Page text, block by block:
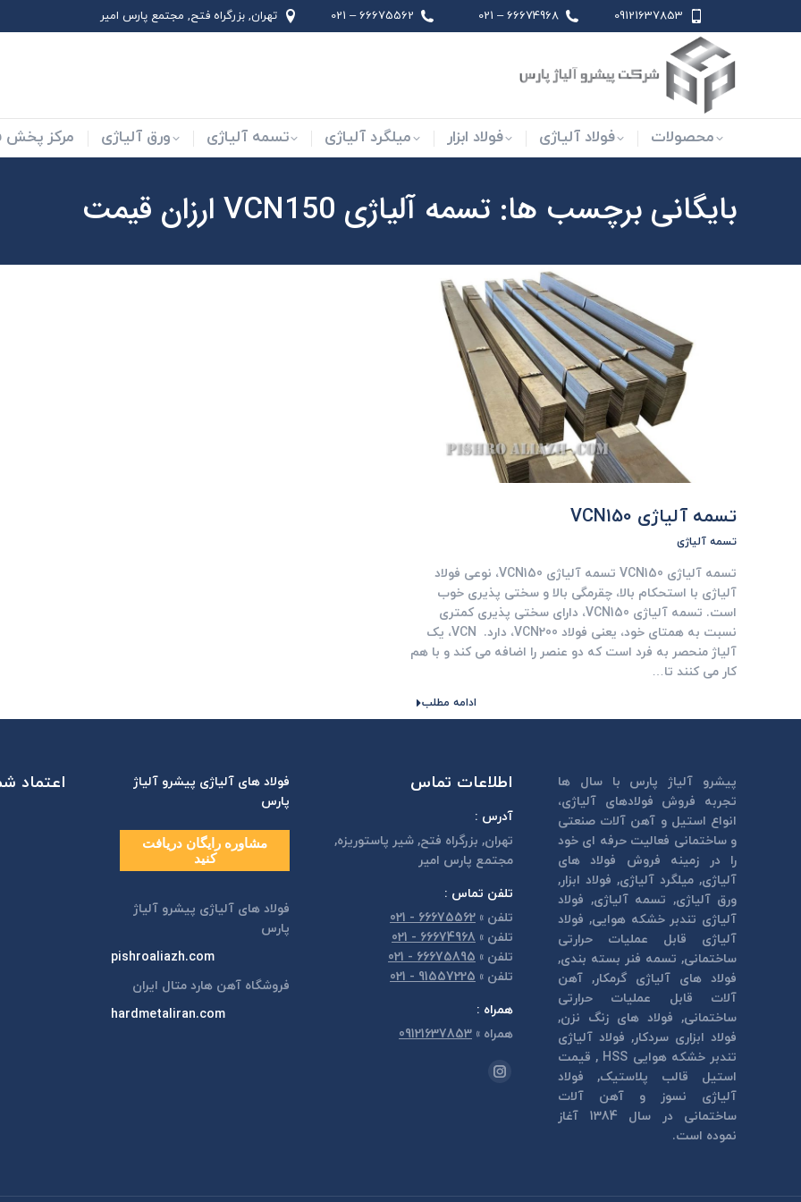
09121637853
66674968 – 021
66675562 – 021 تهران, بزرگراه فتح, مجتمع پارس امير
محصولات فولاد آلیاژی فولاد ابزار میلگرد آلیاژی تسمه آلیاژی ورق آلیاژی مرکز پخش
بایگانی برچسب ها: تسمه آلیاژی VCN150 ارزان قیمت
تسمه آلیاژی VCN150
تسمه آلیاژی
تسمه آلیاژی VCN150 تسمه آلیاژی VCN150، نوعی فولاد
آلیاژی با استحکام بالا، چقرمگی بالا و سختی پذیری خوب
است. تسمه آلیاژی VCN150، دارای سختی پذیری کمتری
نسبت به همتای خود، یعنی فولاد VCN200، دارد. VCN، یک
آلیاژ منحصر به فرد است که دو عنصر را اضافه می کند و با هم
کار می کنند تا…
ادامه مطلب
پیشرو آلیاژ پارس با سال ها
تجربه فروش فولادهای آلیاژی،
انواع استیل و آهن آلات صنعتی
و ساختمانی فعالیت حرفه ای خود
را در زمینه فروش فولاد های
آلیاژی, میلگرد آلیاژی, فولاد ابزار,
ورق آلیاژی, تسمه آلیاژی, فولاد
آلیاژی تندبر خشكه هوايی, فولاد
آلیاژی قابل عمليات حرارتی
ساختمانی, تسمه فنر بسته بندی,
فولاد های آلیاژی گرمكار, آهن
آلات قابل عمليات حرارتی
ساختمانی, فولاد های زنگ نزن,
فولاد ابزاری سردكار, فولاد آلیاژی
تندبر خشكه هوايی HSS , قیمت
استیل قالب پلاستيک, فولاد
آلیاژی نسوز و آهن آلات
ساختمانی در سال 1384 آغاز
نموده است.
اطلاعات تماس
آدرس :
تهران, بزرگراه فتح, شير پاستوريزه,
مجتمع پارس امير
تلفن تماس :
تلفن »
66675562 - 021
تلفن »
66674968 - 021
تلفن »
66675895 - 021
تلفن »
91557225 - 021
همراه :
همراه »
09121637853
مارا در اینجا پیدا کنید:
اینستاگرام
window
فولاد های آلیاژی پیشرو آلیاژ
پارس
مشاوره رایگان دریافت
کنید
فولاد های آلیاژی پیشرو آلیاژ
پارس
pishroaliazh.com
فروشگاه آهن هارد متال ایران
hardmetaliran.com
اعتماد
محصولات میلگرد آلیاژی تسمه آلیاژی